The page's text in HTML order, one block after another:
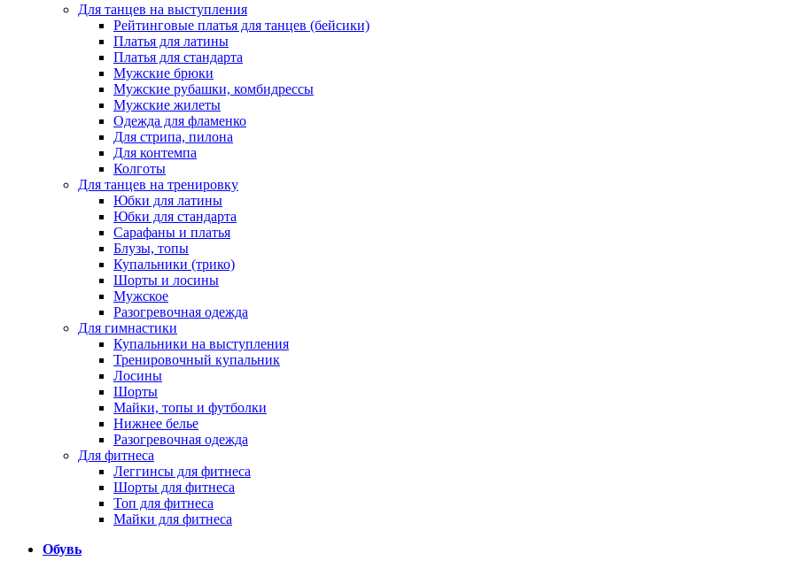
Для танцев на выступления
Рейтинговые платья для танцев (бейсики)
Платья для латины
Платья для стандарта
Мужские брюки
Мужские рубашки, комбидрессы
Мужские жилеты
Одежда для фламенко
Для стрипа, пилона
Для контемпа
Колготы
Для танцев на тренировку
Юбки для латины
Юбки для стандарта
Сарафаны и платья
Блузы, топы
Купальники (трико)
Шорты и лосины
Мужское
Разогревочная одежда
Для гимнастики
Купальники на выступления
Тренировочный купальник
Лосины
Шорты
Майки, топы и футболки
Нижнее белье
Разогревочная одежда
Для фитнеса
Леггинсы для фитнеса
Шорты для фитнеса
Топ для фитнеса
Майки для фитнеса
Обувь